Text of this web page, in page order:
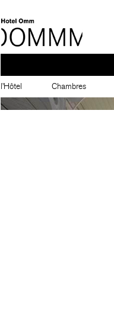
l’Hôtel Chambres